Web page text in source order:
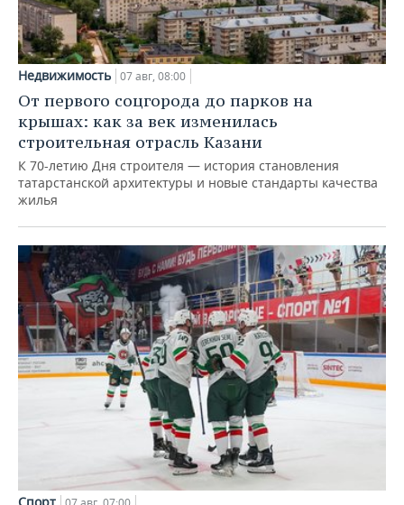
Недвижимость 07 авг, 08:00
От первого соцгорода до парков на
крышах: как за век изменилась
строительная отрасль Казани
К 70-летию Дня строителя — история становления
татарстанской архитектуры и новые стандарты качества
жилья